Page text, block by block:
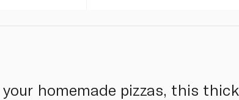
homemade pizzas, this